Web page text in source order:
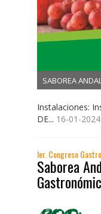
SABOREA
Instalaciones:
DE... 16-01-2024
Ier. Congreso
Saborea